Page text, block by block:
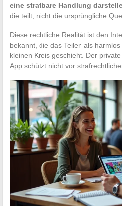
eine strafbare Handlung
die teilt, nicht die ursprüngliche
Diese rechtliche Realität ist den
bekannt, die das Teilen als
kleinen Kreis geschieht. Der
App schützt nicht vor